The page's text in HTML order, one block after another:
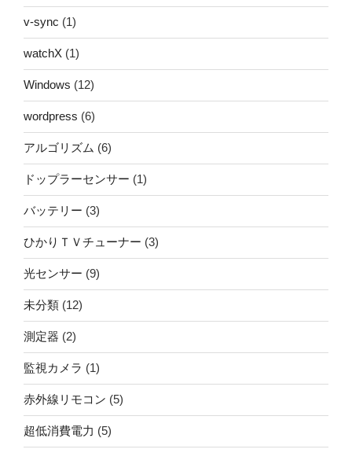
v-sync (1)
watchX (1)
Windows (12)
wordpress (6)
アルゴリズム (6)
ドップラーセンサー (1)
バッテリー (3)
ひかりＴＶチューナー (3)
光センサー (9)
未分類 (12)
測定器 (2)
監視カメラ (1)
赤外線リモコン (5)
超低消費電力 (5)